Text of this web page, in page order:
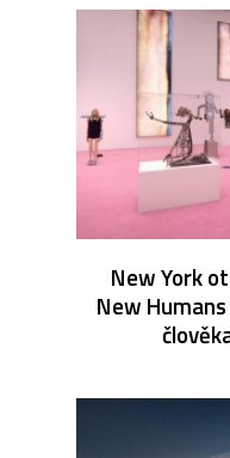
New York
New